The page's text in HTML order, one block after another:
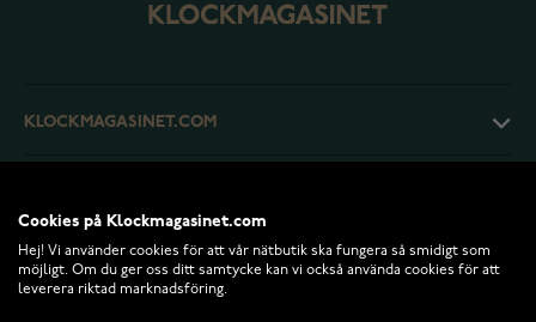
KLOCKMAGASINET.COM
RETURER OCH VILLKOR
Cookies på Klockmagasinet.com
Hej! Vi använder cookies för att vår nätbutik ska fungera så smidigt som
möjligt. Om du ger oss ditt samtycke kan vi också använda cookies för att
leverera riktad marknadsföring.